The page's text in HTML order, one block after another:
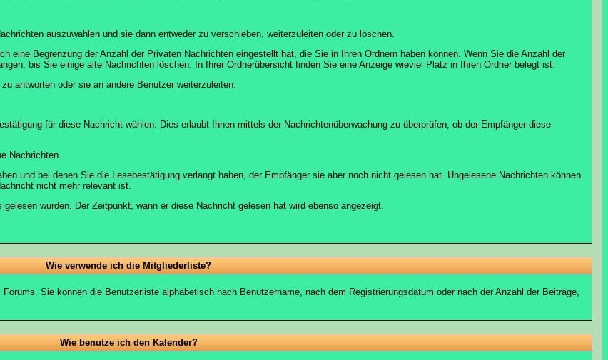
auszuwählen und sie dann entweder zu verschieben, weiterzuleiten oder zu löschen.
eine Begrenzung der Anzahl der Privaten Nachrichten eingestellt hat, die Sie in Ihren Ordnern haben können. Wenn Sie die Anzahl der
bis Sie einige alte Nachrichten löschen. In Ihrer Ordnerübersicht finden Sie eine Anzeige wieviel Platz in Ihren Ordner belegt ist.
antworten oder sie an andere Benutzer weiterzuleiten.
für diese Nachricht wählen. Dies erlaubt Ihnen mittels der Nachrichtenüberwachung zu überprüfen, ob der Empfänger diese
Nachrichten.
und bei denen Sie die Lesebestätigung verlangt haben, der Empfänger sie aber noch nicht gelesen hat. Ungelesene Nachrichten können
nicht mehr relevant ist.
wurden. Der Zeitpunkt, wann er diese Nachricht gelesen hat wird ebenso angezeigt.
Wie verwende ich die Mitgliederliste?
Sie können die Benutzerliste alphabetisch nach Benutzername, nach dem Registrierungsdatum oder nach der Anzahl der Beiträge,
Wie benutze ich den Kalender?